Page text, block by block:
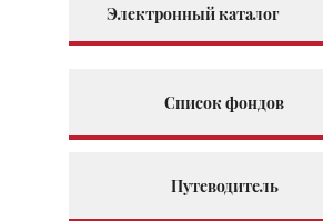
Электронный каталог
Список фондов
Путеводитель